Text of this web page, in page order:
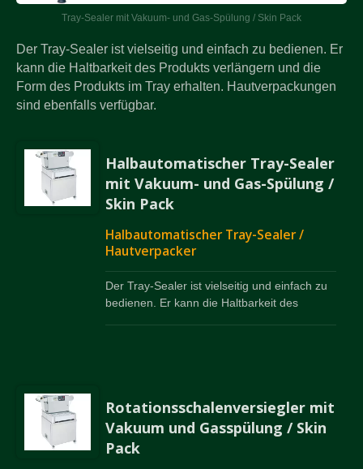
Tray-Sealer mit Vakuum- und Gas-Spülung / Skin Pack
Der Tray-Sealer ist vielseitig und einfach zu bedienen. Er
kann die Haltbarkeit des Produkts verlängern und die
Form des Produkts im Tray erhalten. Hautverpackungen
sind ebenfalls verfügbar.
Halbautomatischer Tray-Sealer
mit Vakuum- und Gas-Spülung /
Skin Pack
Halbautomatischer Tray-Sealer /
Hautverpacker
Der Tray-Sealer ist vielseitig und einfach zu
bedienen. Er kann die Haltbarkeit des
Rotationsschalenversiegler mit
Vakuum und Gasspülung / Skin
Pack